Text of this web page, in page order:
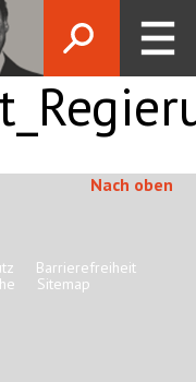
Nach oben
Barrierefreiheit
Sitemap